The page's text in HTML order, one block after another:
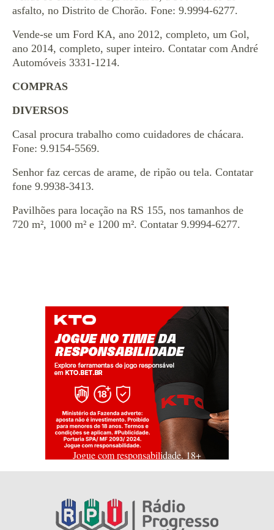
asfalto, no Distrito de Chorão. Fone: 9.9994-6277.
Vende-se um Ford KA, ano 2012, completo, um Gol,
ano 2014, completo, super inteiro. Contatar com André
Automóveis 3331-1214.
COMPRAS
DIVERSOS
Casal procura trabalho como cuidadores de chácara.
Fone: 9.9154-5569.
Senhor faz cercas de arame, de ripão ou tela. Contatar
fone 9.9938-3413.
Pavilhões para locação na RS 155, nos tamanhos de
720 m², 1000 m² e 1200 m². Contatar 9.9994-6277.
Jogue com responsabilidade. 18+